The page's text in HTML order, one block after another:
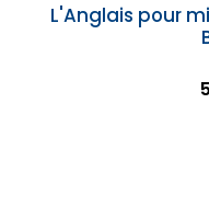
L'Anglais pour